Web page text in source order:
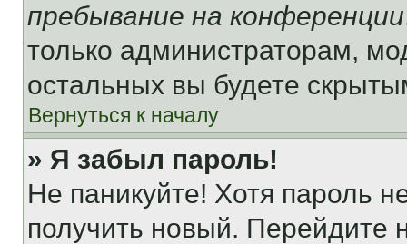
пребывание на конференции
только администраторам,
остальных вы будете
Вернуться к началу
» Я забыл пароль!
Не паникуйте! Хотя пароль
получить новый. Перейдите